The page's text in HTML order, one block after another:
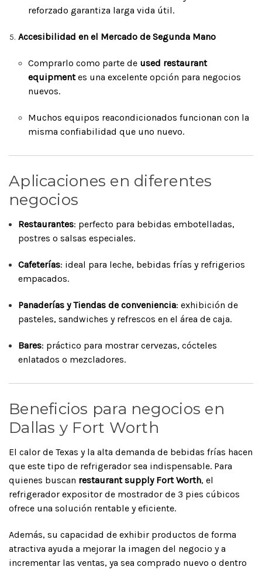
reforzado garantiza larga vida útil.
Accesibilidad en el Mercado de Segunda Mano
Comprarlo como parte de used restaurant
equipmentes una excelente opción para negocios
nuevos.
Muchos equipos reacondicionados funcionan con la
misma confiabilidad que uno nuevo.
Aplicaciones en diferentes
negocios
Restaurantes: perfecto para bebidas embotelladas,
postres o salsas especiales.
Cafeterías: ideal para leche, bebidas frías y refrigerios
empacados.
Panaderías y Tiendas de conveniencia: exhibición de
pasteles, sandwiches y refrescos en el área de caja.
Bares: práctico para mostrar cervezas, cócteles
enlatados o mezcladores.
Beneficios para negocios en
Dallas y Fort Worth
El calor de Texas y la alta demanda de bebidas frías hacen
que este tipo de refrigerador sea indispensable. Para
quienes buscan restaurant supply Fort Worth, el
refrigerador expositor de mostrador de 3 pies cúbicos
ofrece una solución rentable y eficiente.
Además, su capacidad de exhibir productos de forma
atractiva ayuda a mejorar la imagen del negocio y a
incrementar las ventas, ya sea comprado nuevo o dentro